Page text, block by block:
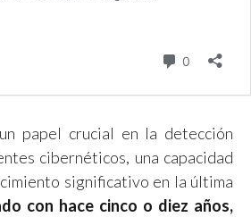
papel crucial en la detección
cibernéticos, una capacidad
significativo en la última
con hace cinco o diez años,